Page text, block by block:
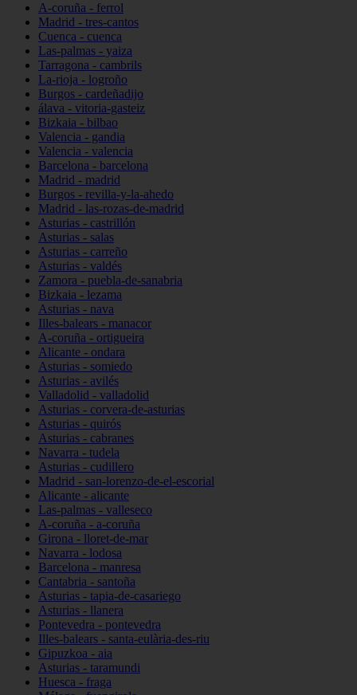
A-coruña - ferrol
Madrid - tres-cantos
Cuenca - cuenca
Las-palmas - yaiza
Tarragona - cambrils
La-rioja - logroño
Burgos - cardeñadijo
álava - vitoria-gasteiz
Bizkaia - bilbao
Valencia - gandia
Valencia - valencia
Barcelona - barcelona
Madrid - madrid
Burgos - revilla-y-la-ahedo
Madrid - las-rozas-de-madrid
Asturias - castrillón
Asturias - salas
Asturias - carreño
Asturias - valdés
Zamora - puebla-de-sanabria
Bizkaia - lezama
Asturias - nava
Illes-balears - manacor
A-coruña - ortigueira
Alicante - ondara
Asturias - somiedo
Asturias - avilés
Valladolid - valladolid
Asturias - corvera-de-asturias
Asturias - quirós
Asturias - cabranes
Navarra - tudela
Asturias - cudillero
Madrid - san-lorenzo-de-el-escorial
Alicante - alicante
Las-palmas - valleseco
A-coruña - a-coruña
Girona - lloret-de-mar
Navarra - lodosa
Barcelona - manresa
Cantabria - santoña
Asturias - tapia-de-casariego
Asturias - llanera
Pontevedra - pontevedra
Illes-balears - santa-eulària-des-riu
Gipuzkoa - aia
Asturias - taramundi
Huesca - fraga